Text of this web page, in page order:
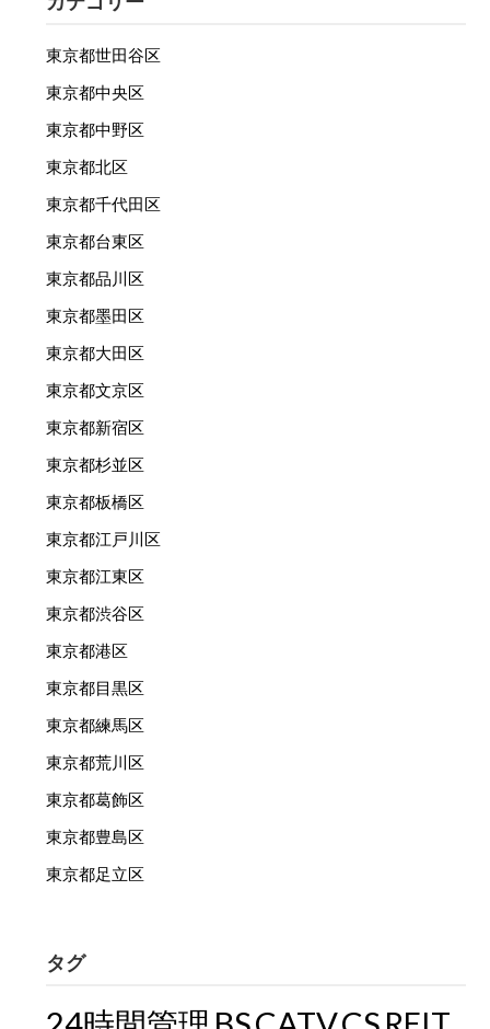
東京都世田谷区
東京都中央区
東京都中野区
東京都北区
東京都千代田区
東京都台東区
東京都品川区
東京都墨田区
東京都大田区
東京都文京区
東京都新宿区
東京都杉並区
東京都板橋区
東京都江戸川区
東京都江東区
東京都渋谷区
東京都港区
東京都目黒区
東京都練馬区
東京都荒川区
東京都葛飾区
東京都豊島区
東京都足立区
タグ